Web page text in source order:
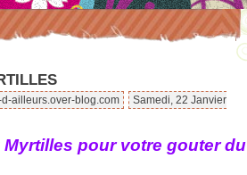
ailleurs.over-blog.com
Samedi, 22 Janvier
pour votre gouter du